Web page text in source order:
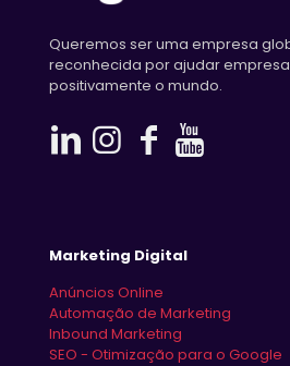
Queremos ser uma empresa
reconhecida por ajudar
positivamente o mundo.
Marketing Digital
Anúncios Online
Automação de Marketing
Inbound Marketing
SEO - Otimização para o Google